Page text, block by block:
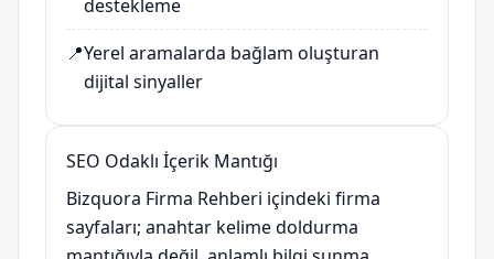
destekleme
📍Yerel aramalarda bağlam oluşturan
dijital sinyaller
SEO Odaklı İçerik Mantığı
Bizquora Firma Rehberi içindeki firma
sayfaları; anahtar kelime doldurma